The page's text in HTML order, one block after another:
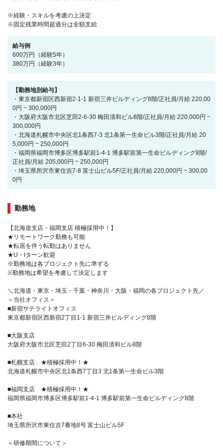
※経験・スキルを考慮の上決定
※固定残業時間超過分は全額支給
給与例
600万円（経験5年）
380万円（経験3年）
【勤務地別給与】
・東京都新宿区西新宿2-1-1 新宿三井ビルディング8階/正社員/月給 220,00
0円 ~ 300,000円
・大阪府大阪市北区芝田2-6-30 梅田清和ビル8階/正社員/月給 220,000円 ~
300,000円
・北海道札幌市中央区北1条西7-3 北1条第一生命ビル3階/正社員/月給 20
5,000円 ~ 250,000円
・福岡県福岡市博多区博多駅前1-4-1 博多駅前第一生命ビルディング8階/
正社員/月給 205,000円 ~ 250,000円
・埼玉県所沢市東住吉7-8 富士山ビル5F/正社員/月給 220,000円 ~ 300,00
0円
勤務地
【北海道支店・福岡支店 積極採用中！】
★リモートワーク勤務も可能
★転居を伴う転勤はありません
★U・Iターン歓迎
※勤務地は各プロジェクト先に準ずる
※勤務地は希望を考慮して決定します
＼北海道・東京・埼玉・千葉・神奈川・大阪・福岡の各プロジェクト先／
＜当社オフィス＞
■新宿サテライトオフィス
東京都新宿区西新宿2丁目1-1 新宿三井ビルディング8階
■大阪支店
大阪府大阪市北区芝田2丁目6-30 梅田清和ビル8階
■札幌支店 ★積極採用中！★
北海道札幌市中央区北1条西7丁目3 北1条第一生命ビル3階
■福岡支店 ★積極採用中！★
福岡県福岡市博多区博多駅前1-4-1 博多駅前第一生命ビルディング8階
■本社
埼玉県所沢市東住吉7番地8号 富士山ビル5F
＜研修期間について＞